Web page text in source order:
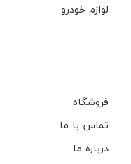
لوازم خودرو
فروشگاه
تماس با ما
درباره ما